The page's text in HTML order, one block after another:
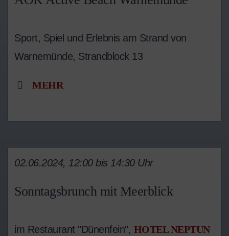
Sport, Spiel und Erlebnis am Strand von
Warnemünde, Strandblock 13
MEHR
Sonntagsbrunch mit Meerblick
02.06.2024, 12:00 bis 14:30 Uhr
im Restaurant "Dünenfein", HOTEL NEPTUN